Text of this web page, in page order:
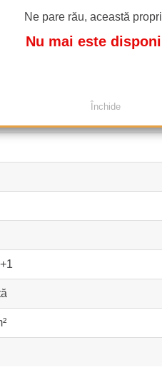
Ne pare rău, această
Nu mai este
Închide